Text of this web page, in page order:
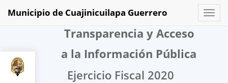
Toggle
Municipio de Cuajinicuilapa Guerrero
Transparencia y Acceso
a la Información Pública
Ejercicio Fiscal 2020